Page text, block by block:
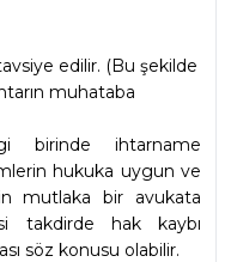
edilir. (Bu şekilde
muhataba
birinde ihtarname
hukuka uygun ve
mutlaka bir avukata
takdirde hak kaybı
söz konusu olabilir.